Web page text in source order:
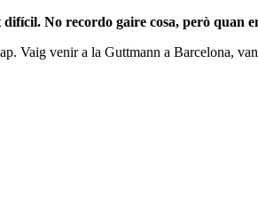
No recordo gaire cosa, però quan
Vaig venir a la Guttmann a Barcelona,